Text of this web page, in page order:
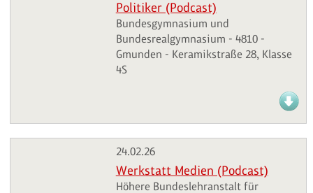
Politiker (Podcast)
Bundesgymnasium und
Bundesrealgymnasium - 4810 -
Gmunden - Keramikstraße 28, Klasse
4S
24.02.26
Werkstatt Medien (Podcast)
Höhere Bundeslehranstalt für